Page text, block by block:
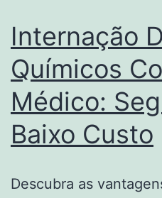
Internação
Químicos
Médico:
Baixo Custo
Descubra as